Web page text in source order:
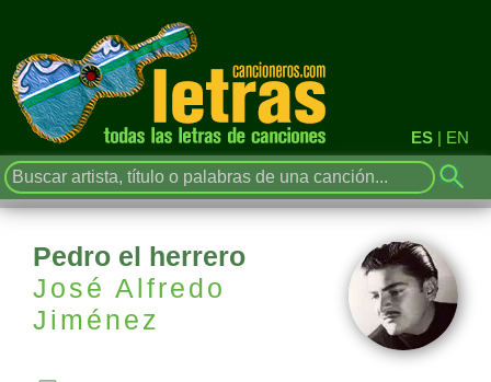
ES | EN
Pedro el herrero
José Alfredo
Jiménez